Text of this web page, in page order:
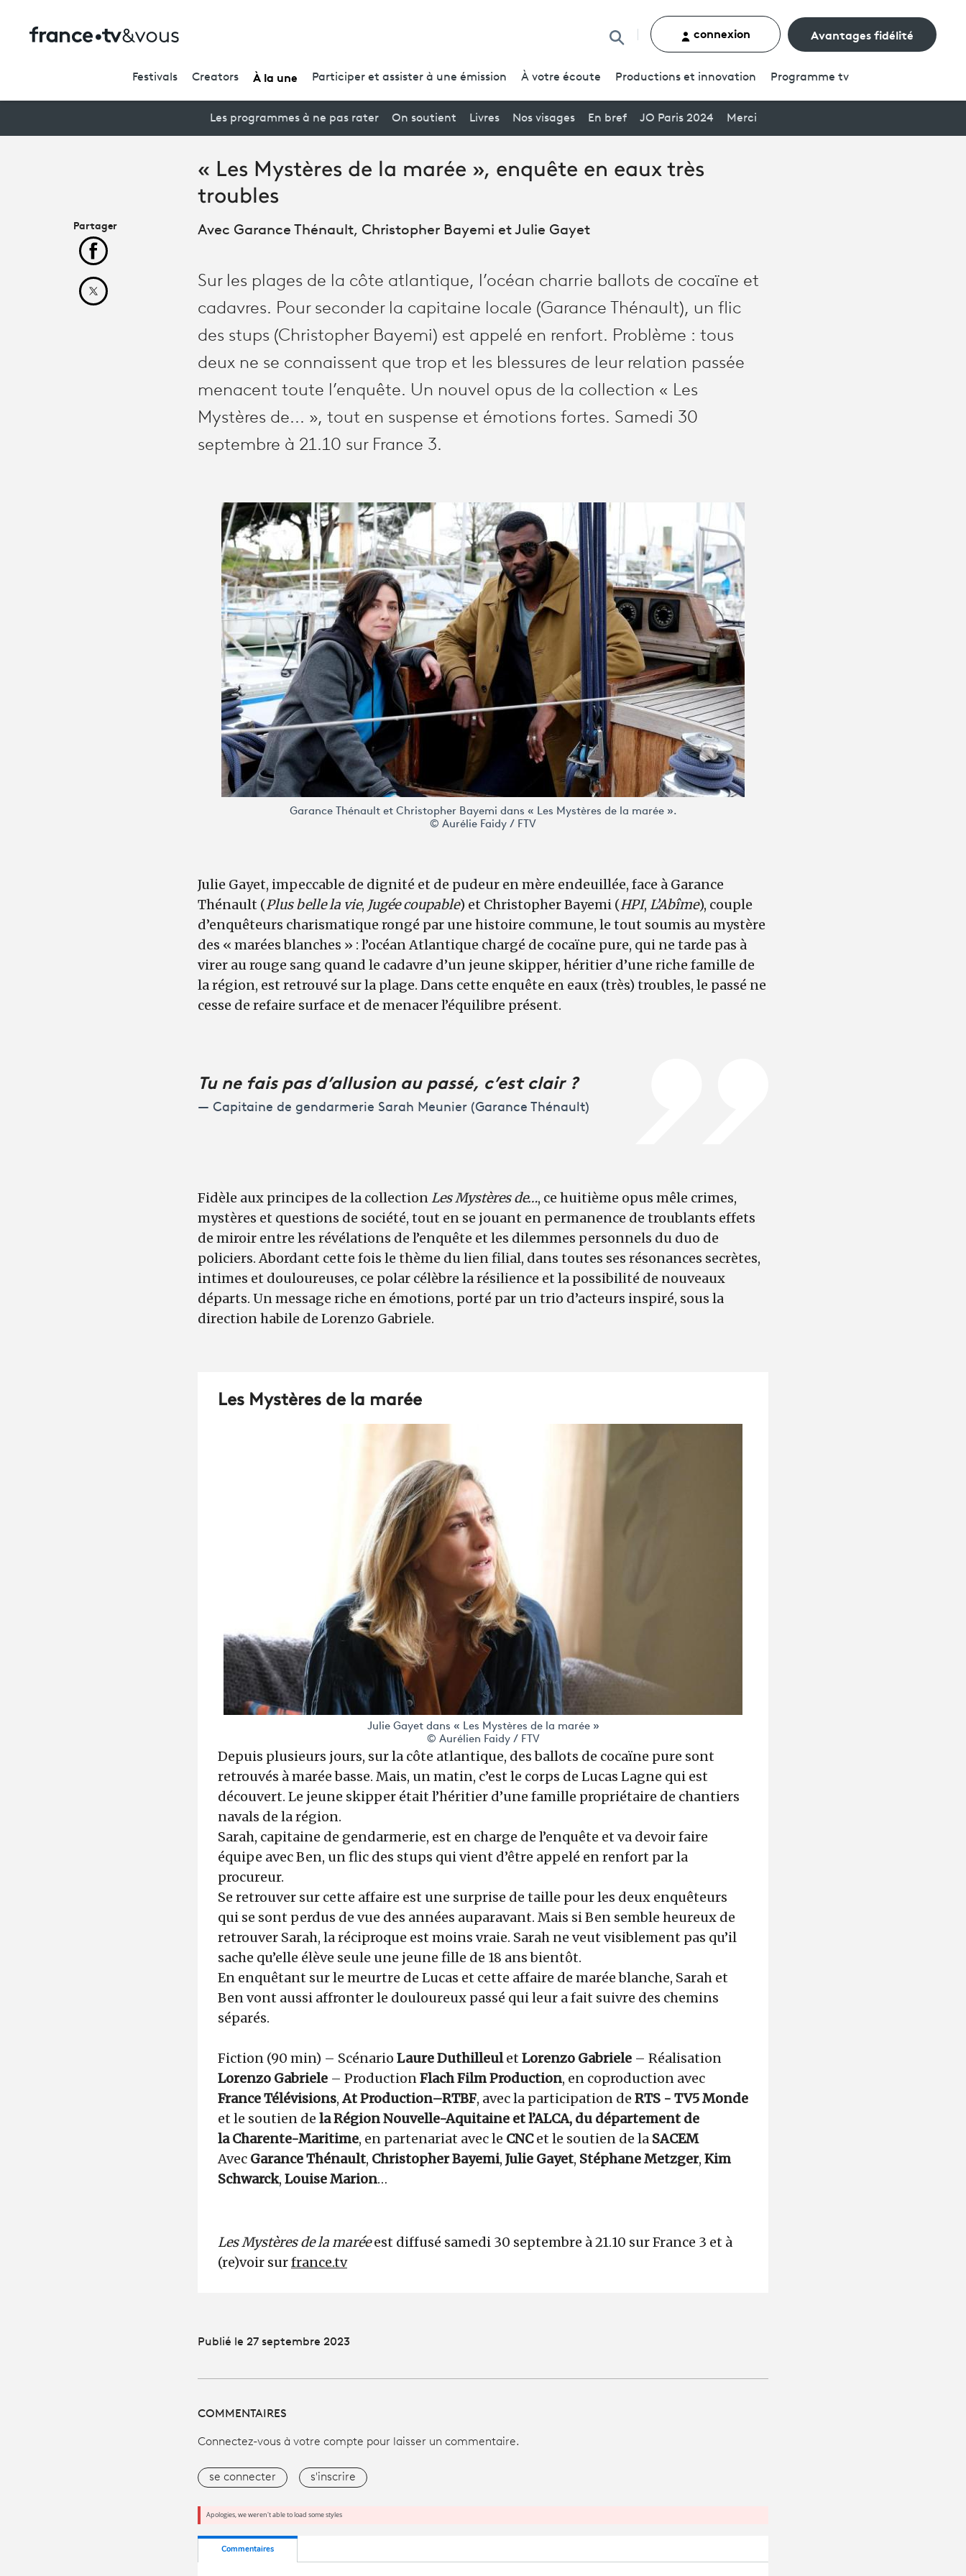
Rechercher un contenu
connexion Avantages fidélité
Festivals Creators À la une Participer et assister à une émission À votre écoute Productions et innovation Programme tv
Les programmes à ne pas rater On soutient Livres Nos visages En bref JO Paris 2024 Merci
« Les Mystères de la marée », enquête en eaux très
troubles
Avec Garance Thénault, Christopher Bayemi et Julie Gayet
Sur les plages de la côte atlantique, l’océan charrie ballots de cocaïne et
cadavres. Pour seconder la capitaine locale (Garance Thénault), un flic
des stups (Christopher Bayemi) est appelé en renfort. Problème : tous
deux ne se connaissent que trop et les blessures de leur relation passée
menacent toute l’enquête. Un nouvel opus de la collection « Les
Mystères de... », tout en suspense et émotions fortes. Samedi 30
septembre à 21.10 sur France 3.
Garance Thénault et Christopher Bayemi dans « Les Mystères de la marée ».
© Aurélie Faidy / FTV
Julie Gayet, impeccable de dignité et de pudeur en mère endeuillée, face à Garance
Thénault (Plus belle la vie, Jugée coupable) et Christopher Bayemi (HPI, L’Abîme), couple
d’enquêteurs charismatique rongé par une histoire commune, le tout soumis au mystère
des « marées blanches » : l’océan Atlantique chargé de cocaïne pure, qui ne tarde pas à
virer au rouge sang quand le cadavre d’un jeune skipper, héritier d’une riche famille de
la région, est retrouvé sur la plage. Dans cette enquête en eaux (très) troubles, le passé ne
cesse de refaire surface et de menacer l’équilibre présent.
Tu ne fais pas d’allusion au passé, c’est clair ?
Capitaine de gendarmerie Sarah Meunier (Garance Thénault)
Fidèle aux principes de la collectionLes Mystères de…, ce huitième opus mêle crimes,
mystères et questions de société, tout en se jouant en permanence de troublants effets
de miroir entre les révélations de l’enquête et les dilemmes personnels du duo de
policiers. Abordant cette fois le thème du lien filial, dans toutes ses résonances secrètes,
intimes et douloureuses, ce polar célèbre la résilience et la possibilité de nouveaux
départs. Un message riche en émotions, porté par un trio d’acteurs inspiré, sous la
direction habile de Lorenzo Gabriele.
Les Mystères de la marée
Julie Gayet dans « Les Mystères de la marée »
© Aurélien Faidy / FTV
Depuis plusieurs jours, sur la côte atlantique, des ballots de cocaïne pure sont
retrouvés à marée basse. Mais, un matin, c’est le corps de Lucas Lagne qui est
découvert. Le jeune skipper était l’héritier d’une famille propriétaire de chantiers
navals de la région.
Sarah, capitaine de gendarmerie, est en charge de l’enquête et va devoir faire
équipe avec Ben, un flic des stups qui vient d’être appelé en renfort par la
procureur.
Se retrouver sur cette affaire est une surprise de taille pour les deux enquêteurs
qui se sont perdus de vue des années auparavant. Mais si Ben semble heureux de
retrouver Sarah, la réciproque est moins vraie. Sarah ne veut visiblement pas qu’il
sache qu’elle élève seule une jeune fille de 18 ans bientôt.
En enquêtant sur le meurtre de Lucas et cette affaire de marée blanche, Sarah et
Ben vont aussi affronter le douloureux passé qui leur a fait suivre des chemins
séparés.
Fiction (90 min) – Scénario Laure Duthilleulet Lorenzo Gabriele – Réalisation
Lorenzo Gabriele – ProductionFlach Film Production, en coproduction avec
France Télévisions,At Production–RTBF, avec la participation de RTS - TV5 Monde
et le soutien de la Région Nouvelle-Aquitaine et l’ALCA, du département de
la Charente-Maritime, en partenariat avec le CNCet le soutien de la SACEM
Avec Garance Thénault, Christopher Bayemi, Julie Gayet, Stéphane Metzger, Kim
Schwarck, Louise Marion…
Les Mystères de la maréeest diffusé samedi 30 septembre à 21.10 sur France 3 et à
(re)voir surfrance.tv
Partager
Partager cet article sur Facebook
Partager cet article sur X
Publié le 27 septembre 2023
COMMENTAIRES
Connectez-vous à votre compte pour laisser un commentaire.
se connecter s'inscrire